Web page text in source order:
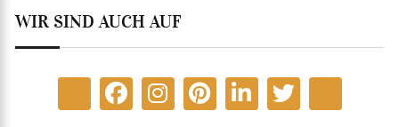
WIR SIND AUCH AUF